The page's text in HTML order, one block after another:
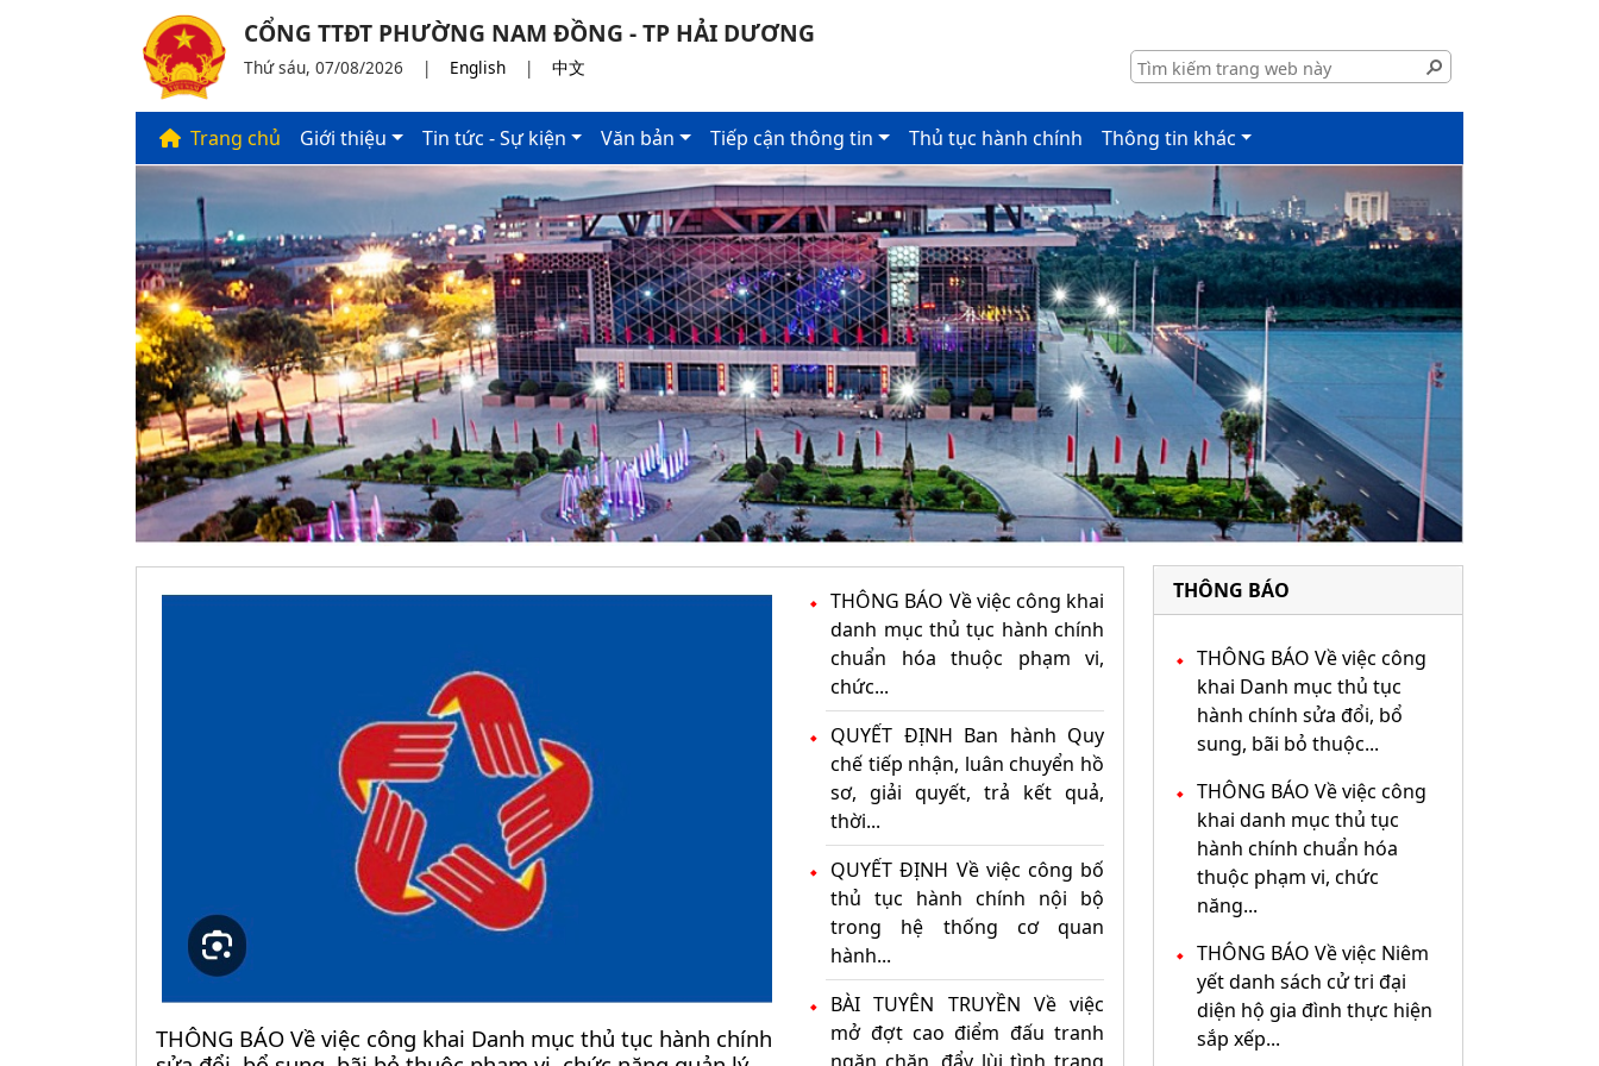
CỔNG TTĐT PHƯỜNG NAM ĐỒNG - TP HẢI DƯƠNG
Thứ sáu, 07/08/2026 | English | 中文
Trang chủ Giới thiệu Tin tức - Sự kiện Văn bản Tiếp cận thông tin Thủ tục hành chính Thông tin khác
THÔNG BÁO Về việc công khai Danh mục thủ tục hành chính
THÔNG BÁO Về việc công khai
danh mục thủ tục hành chính
chuẩn hóa thuộc phạm vi,
chức...
QUYẾT ĐỊNH Ban hành Quy
chế tiếp nhận, luân chuyển hồ
sơ, giải quyết, trả kết quả,
thời...
QUYẾT ĐỊNH Về việc công bố
thủ tục hành chính nội bộ
trong hệ thống cơ quan
hành...
BÀI TUYÊN TRUYỀN Về việc
mở đợt cao điểm đấu tranh
ngăn chặn, đẩy lùi tình trạng
THÔNG BÁO
THÔNG BÁO Về việc công
khai Danh mục thủ tục
hành chính sửa đổi, bổ
sung, bãi bỏ thuộc...
THÔNG BÁO Về việc công
khai danh mục thủ tục
hành chính chuẩn hóa
thuộc phạm vi, chức
năng...
THÔNG BÁO Về việc Niêm
yết danh sách cử tri đại
diện hộ gia đình thực hiện
sắp xếp...